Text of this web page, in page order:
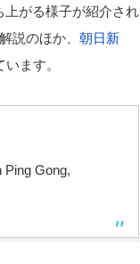
上がる様子が紹介され
説のほか、 朝日新
ます。
Ping Gong,